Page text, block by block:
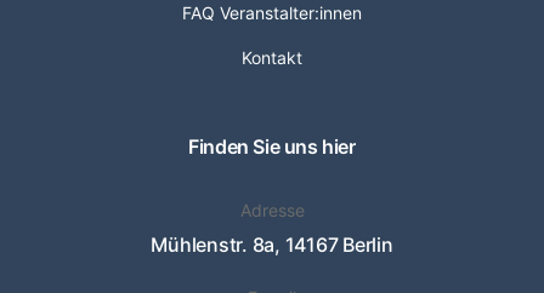
FAQ Veranstalter:innen
Kontakt
Finden Sie uns hier
Adresse
Mühlenstr. 8a, 14167 Berlin